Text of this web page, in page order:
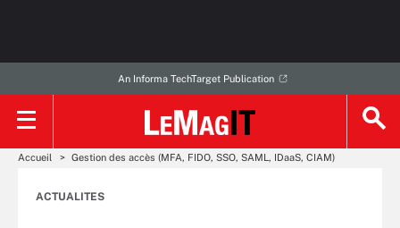
An Informa TechTarget Publication
Accueil Gestion des accès (MFA, FIDO, SSO, SAML, IDaaS, CIAM)
ACTUALITES